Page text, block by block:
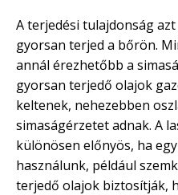
A terjedési tulajdonság
gyorsan terjed a bőrön.
annál érezhetőbb a
gyorsan terjedő olajok
keltenek, nehezebben
simaságérzetet adnak. A
különösen előnyös, ha
használunk, például
terjedő olajok biztosítják,